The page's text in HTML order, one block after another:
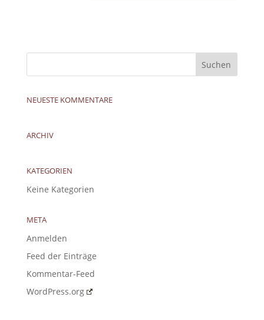
NEUESTE KOMMENTARE
ARCHIV
KATEGORIEN
Keine Kategorien
META
Anmelden
Feed der Einträge
Kommentar-Feed
WordPress.org